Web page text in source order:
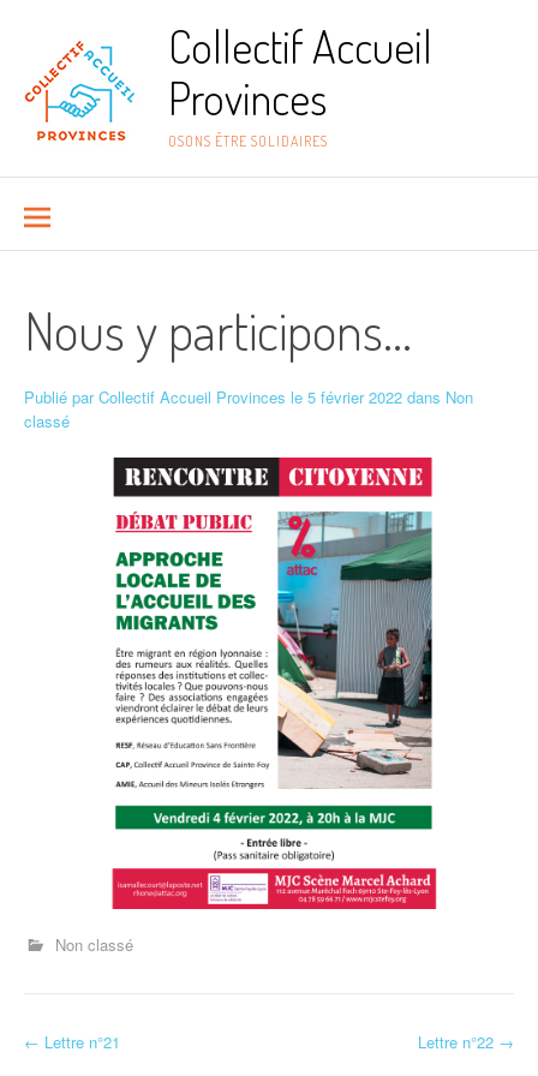
Collectif Accueil
Provinces
OSONS ÊTRE SOLIDAIRES
Nous y participons…
Publié parCollectif Accueil Provinces le 5 février 2022 dans Non
classé
Non classé
← Lettre n°21 Lettre n°22 →